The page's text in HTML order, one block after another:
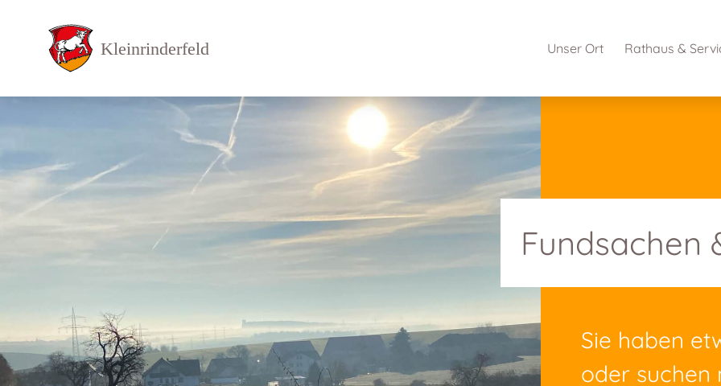
Unser Ort Rathaus &
Fundsachen
Sie haben
oder suchen